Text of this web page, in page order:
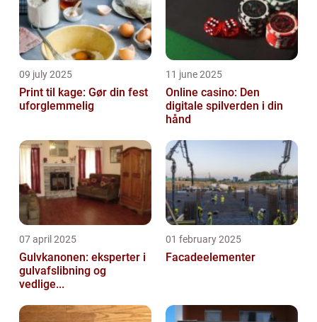
09 july 2025
Print til kage: Gør din fest
uforglemmelig
11 june 2025
Online casino: Den
digitale spilverden i din
hånd
07 april 2025
Gulvkanonen: eksperter i
gulvafslibning og
vedlige...
01 february 2025
Facadeelementer